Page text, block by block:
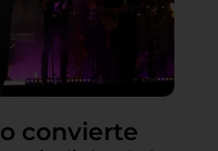
convierte